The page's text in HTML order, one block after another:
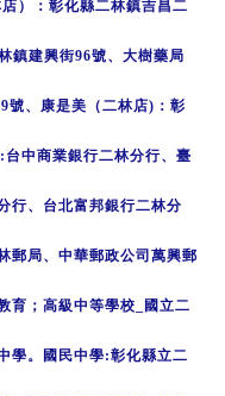
）：彰化縣二林鎮吉昌二
鎮建興街96號、大樹藥局
號、康是美（二林店)：彰
中商業銀行二林分行、臺
行、台北富邦銀行二林分
郵局、中華郵政公司萬興郵
育；高級中等學校_國立二
學。國民中學:彰化縣立二